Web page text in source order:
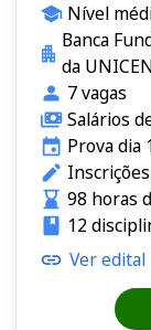
Nível
Banca
da
7 vagas
Salários
Prova dia
98 horas
12
Ver edital